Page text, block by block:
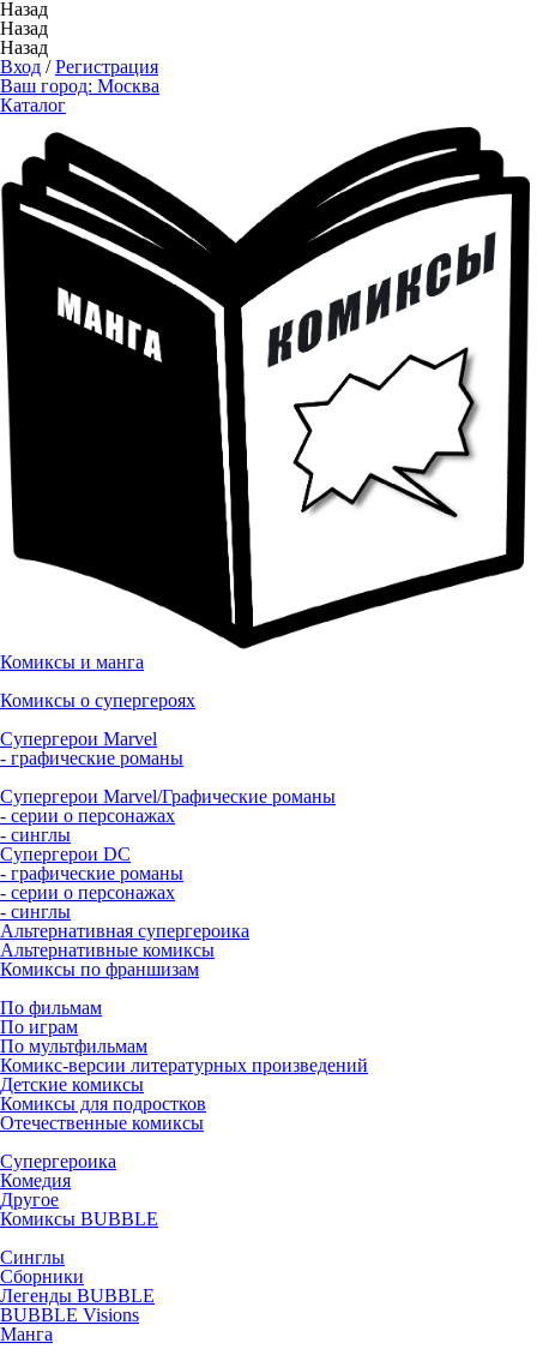
Назад
Назад
Назад
Вход /Регистрация
Ваш город: Москва
Каталог
Комиксы и манга
Комиксы о супергероях
Супергерои Marvel
- графические романы
Супергерои Marvel/Графические романы
- серии о персонажах
- синглы
Супергерои DC
- графические романы
- серии о персонажах
- синглы
Альтернативная супергероика
Альтернативные комиксы
Комиксы по франшизам
По фильмам
По играм
По мультфильмам
Комикс-версии литературных произведений
Детские комиксы
Комиксы для подростков
Отечественные комиксы
Супергероика
Комедия
Другое
Комиксы BUBBLE
Синглы
Сборники
Легенды BUBBLE
BUBBLE Visions
Манга